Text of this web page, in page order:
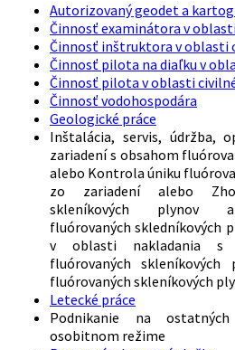
Autorizovaný geodet a
Činnosť examinátora v
Činnosť inštruktora v oblasti
Činnosť pilota na diaľku v
Činnosť pilota v oblasti
Činnosť vodohospodára
Geologické práce
Inštalácia, servis, údržba,
zariadení s obsahom
alebo Kontrola úniku
zo zariadení alebo
skleníkových plynov
fluórovaných skledníkových
v oblasti nakladania s
fluórovaných skleníkových
fluórovaných skleníkových
Letecké práce
Podnikanie na
osobitnom režime